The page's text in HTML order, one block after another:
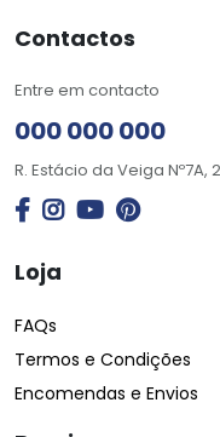
Contactos
Entre em contacto
000 000 000
R. Estácio da Veiga Nº7A,
Loja
FAQs
Termos e Condições
Encomendas e Envios